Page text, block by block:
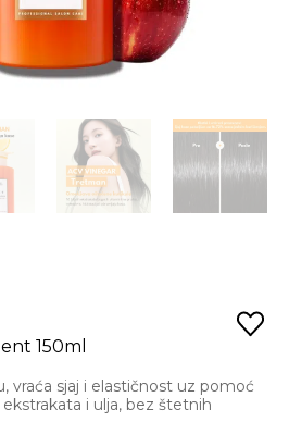
150ml
vraća sjaj i elastičnost uz pomoć
i ulja, bez štetnih